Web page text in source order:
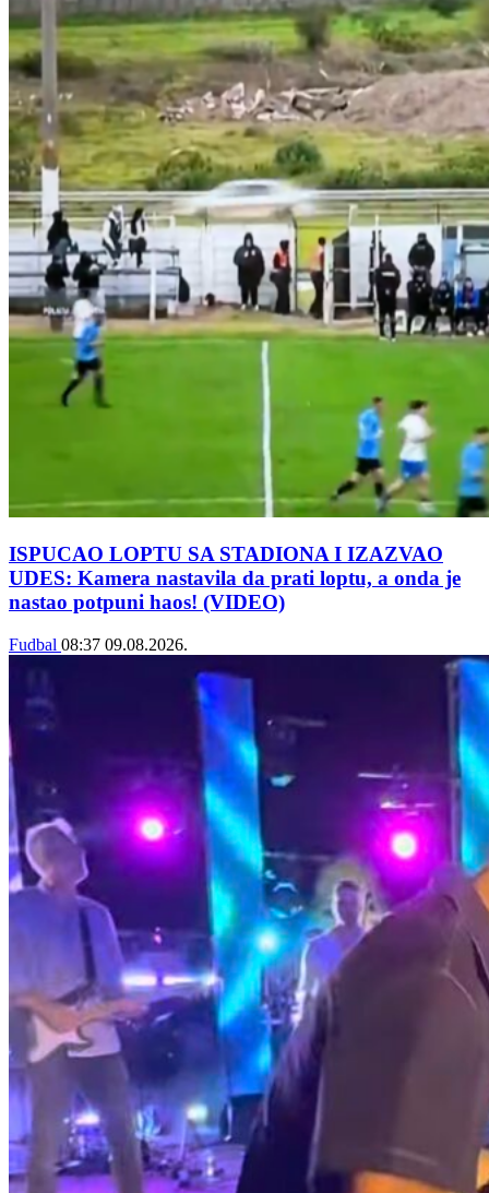
ISPUCAO LOPTU SA STADIONA I IZAZVAO
UDES: Kamera nastavila da prati loptu, a onda je
nastao potpuni haos! (VIDEO)
Fudbal 08:37 09.08.2026.